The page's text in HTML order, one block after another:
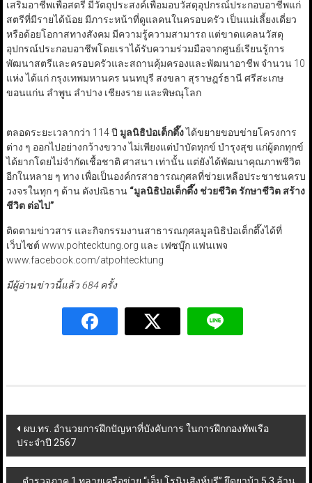
เสริมอาชีพเพื่อสตรี มีวัตถุประสงค์เพื่อมอบวัสดุอุปกรณ์ประกอบอาชีพแก่
สตรีที่มีรายได้น้อย มีภาระหน้าที่ดูแลคนในครอบครัว เป็นแม่เลี้ยงเดี่ยว
หรือด้อยโอกาสทางสังคม มีความรู้ความสามารถ แต่ขาดแคลนวัสดุ
อุปกรณ์ประกอบอาชีพโดยเราได้รับความร่วมมือจากศูนย์เรียนรู้การ
พัฒนาสตรีและครอบครัวและสถานคุ้มครองและพัฒนาอาชีพ จำนวน 10
แห่ง ได้แก่ กรุงเทพมหานคร นนทบุรี สงขลา สุราษฎร์ธานี ศรีสะเกษ
ขอนแก่น ลำพูน ลำปาง เชียงราย และพิษณุโลก
ตลอดระยะเวลากว่า 114 ปี มูลนิธิป่อเต็กตึ๊งได้ขยายขอบข่ายโครงการ
ต่าง ๆ ออกไปอย่างกว้างขวาง ไม่เพียงแต่บำบัดทุกข์ บำรุงสุข แก่ผู้ตกทุกข์
ได้ยากโดยไม่จำกัดเชื้อชาติ ศาสนา เท่านั้น แต่ยังได้พัฒนาคุณภาพชีวิต
อีกในหลาย ๆ ทาง เพื่อเป็นองค์กรสาธารณกุศลที่ช่วยเหลือประชาชนครบ
วงจรในทุก ๆ ด้าน ดังปณิธาน “มูลนิธิป่อเต็กตึ๊ง ช่วยชีวิต รักษาชีวิต สร้าง
ชีวิต ต่อไป”
ติดตามข่าวสาร และกิจกรรมงานสาธารณกุศลมูลนิธิป่อเต็กตึ๊งได้ที่
เว็บไซต์ www.pohtecktung.org และ เฟซบุ๊ก แฟนเพจ
www.facebook.com/atpohtecktung
มีผู้อ่านข่าวนี้แล้ว 684 ครั้ง
Post
navigation
ผบ.ทร. อำนวยการฝึกปัญหาที่บังคับการ ในการฝึกกองทัพเรือ
ประจำปี 2567